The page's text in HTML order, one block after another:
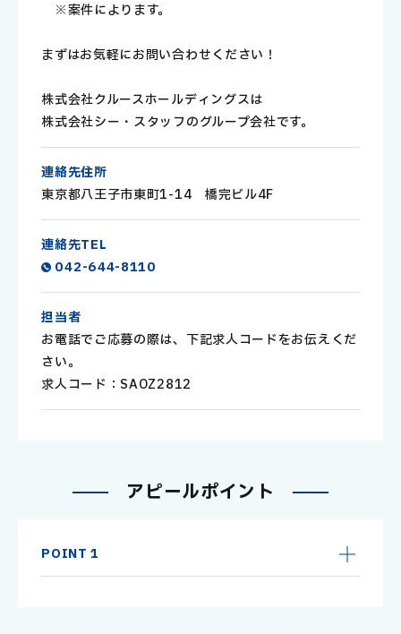
※案件によります。
まずはお気軽にお問い合わせください！
株式会社クルースホールディングスは
株式会社シー・スタッフのグループ会社です。
連絡先住所
東京都八王子市東町1-14 橋完ビル4F
連絡先TEL
042-644-8110
担当者
お電話でご応募の際は、下記求人コードをお伝えくだ
さい。
求人コード：SAOZ2812
ア ピールポイン ト
POINT 1